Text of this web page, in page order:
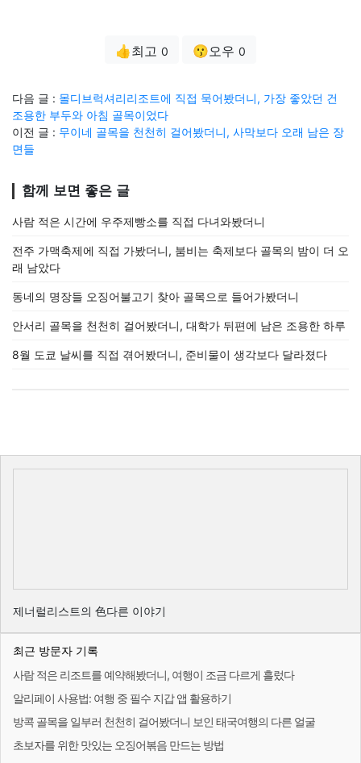
👍최고 0 😗오우 0
다음 글 : 몰디브럭셔리리조트에 직접 묵어봤더니, 가장 좋았던 건
조용한 부두와 아침 골목이었다
이전 글 : 무이네 골목을 천천히 걸어봤더니, 사막보다 오래 남은 장
면들
함께 보면 좋은 글
사람 적은 시간에 우주제빵소를 직접 다녀와봤더니
전주 가맥축제에 직접 가봤더니, 붐비는 축제보다 골목의 밤이 더 오
래 남았다
동네의 명장들 오징어불고기 찾아 골목으로 들어가봤더니
안서리 골목을 천천히 걸어봤더니, 대학가 뒤편에 남은 조용한 하루
8월 도쿄 날씨를 직접 겪어봤더니, 준비물이 생각보다 달라졌다
제너럴리스트의 色다른 이야기
최근 방문자 기록
사람 적은 리조트를 예약해봤더니, 여행이 조금 다르게 흘렀다
알리페이 사용법: 여행 중 필수 지갑 앱 활용하기
방콕 골목을 일부러 천천히 걸어봤더니 보인 태국여행의 다른 얼굴
초보자를 위한 맛있는 오징어볶음 만드는 방법